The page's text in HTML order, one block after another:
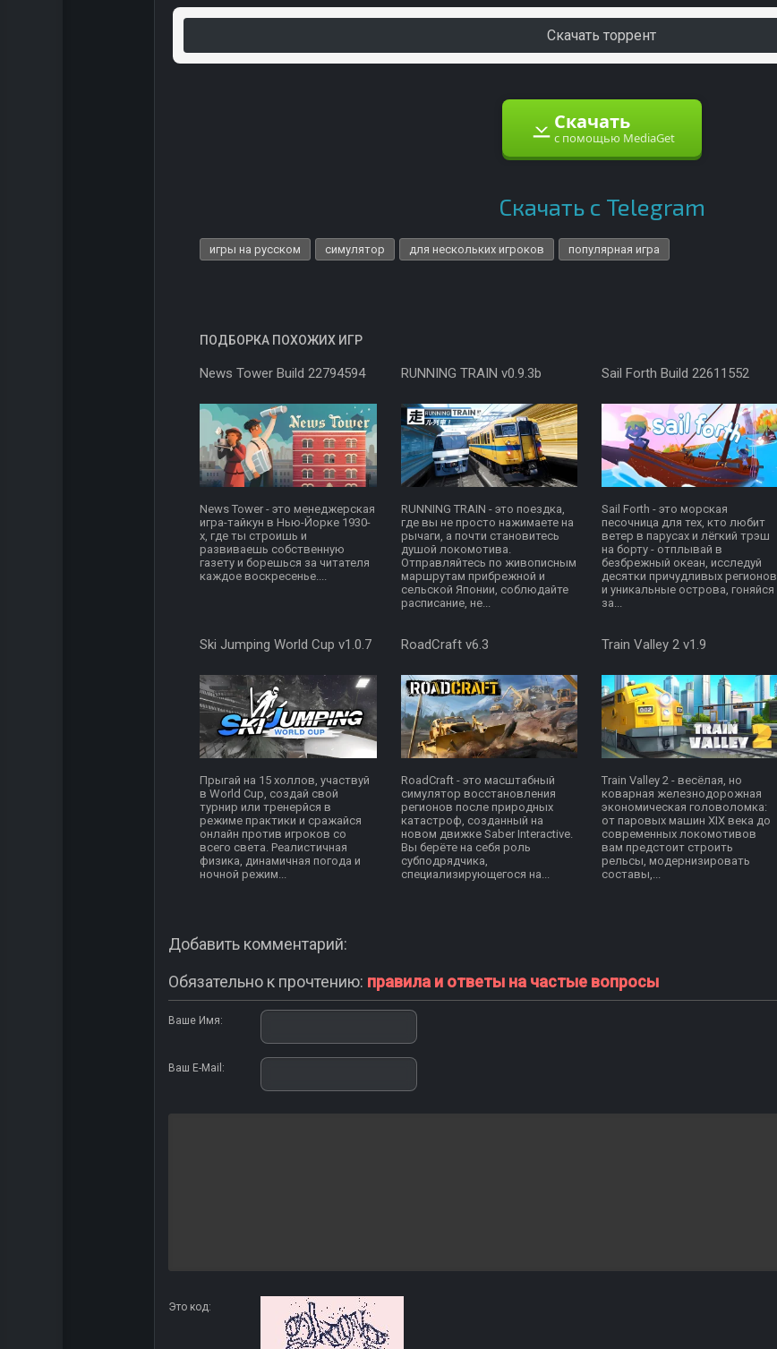
Скачать торрент
Скачать
с помощью MediaGet
Скачать с Telegram
игры на русском симулятор для нескольких игроков популярная игра
ПОДБОРКА ПОХОЖИХ ИГР
News Tower Build 22794594
News Tower - это менеджерская
игра-тайкун в Нью-Йорке 1930-
х, где ты строишь и
развиваешь собственную
газету и борешься за читателя
каждое воскресенье....
RUNNING TRAIN v0.9.3b
RUNNING TRAIN - это поездка,
где вы не просто нажимаете на
рычаги, а почти становитесь
душой локомотива.
Отправляйтесь по живописным
маршрутам прибрежной и
сельской Японии, соблюдайте
расписание, не...
Sail Forth Build 22611552
Sail Forth - это морская
песочница для тех, кто любит
ветер в парусах и лёгкий трэш
на борту - отплывай в
безбрежный океан, исследуй
десятки причудливых регионов
и уникальные острова, гоняйся
за...
Ski Jumping World Cup v1.0.7
Прыгай на 15 холлов, участвуй
в World Cup, создай свой
турнир или тренерйся в
режиме практики и сражайся
онлайн против игроков со
всего света. Реалистичная
физика, динамичная погода и
ночной режим...
RoadCraft v6.3
RoadCraft - это масштабный
симулятор восстановления
регионов после природных
катастроф, созданный на
новом движке Saber Interactive.
Вы берёте на себя роль
субподрядчика,
специализирующегося на...
Train Valley 2 v1.9
Train Valley 2 - весёлая, но
коварная железнодорожная
экономическая головоломка:
от паровых машин XIX века до
современных локомотивов
вам предстоит строить
рельсы, модернизировать
составы,...
Добавить комментарий:
Обязательно к прочтению: правила и ответы на частые вопросы
Ваше Имя:
Ваш E-Mail:
Это код: